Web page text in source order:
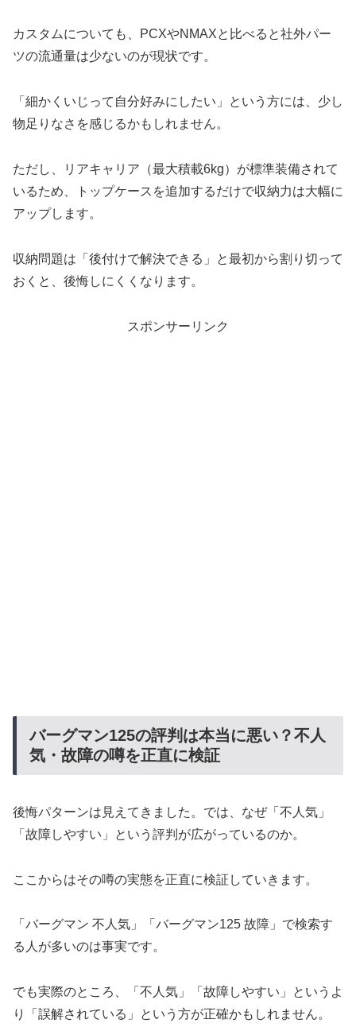
カスタムについても、PCXやNMAXと比べると社外パー
ツの流通量は少ないのが現状です。
「細かくいじって自分好みにしたい」という方には、少し
物足りなさを感じるかもしれません。
ただし、リアキャリア（最大積載6kg）が標準装備されて
いるため、トップケースを追加するだけで収納力は大幅に
アップします。
収納問題は「後付けで解決できる」と最初から割り切って
おくと、後悔しにくくなります。
スポンサーリンク
バーグマン125の評判は本当に悪い？不人
気・故障の噂を正直に検証
後悔パターンは見えてきました。では、なぜ「不人気」
「故障しやすい」という評判が広がっているのか。
ここからはその噂の実態を正直に検証していきます。
「バーグマン 不人気」「バーグマン125 故障」で検索す
る人が多いのは事実です。
でも実際のところ、「不人気」「故障しやすい」というよ
り「誤解されている」という方が正確かもしれません。